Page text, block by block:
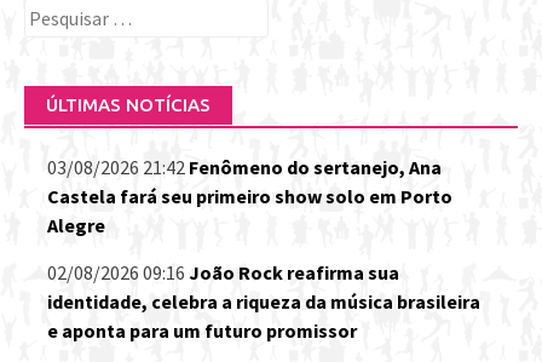
Pesquisar
ÚLTIMAS NOTÍCIAS
03/08/2026 21:42 Fenômeno do sertanejo, Ana
Castela fará seu primeiro show solo em Porto
Alegre
02/08/2026 09:16 João Rock reafirma sua
identidade, celebra a riqueza da música brasileira
e aponta para um futuro promissor